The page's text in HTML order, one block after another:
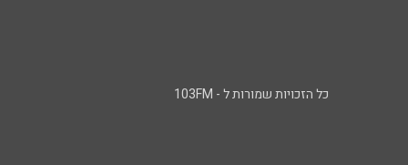
כל הזכויות שמורות ל - 103FM